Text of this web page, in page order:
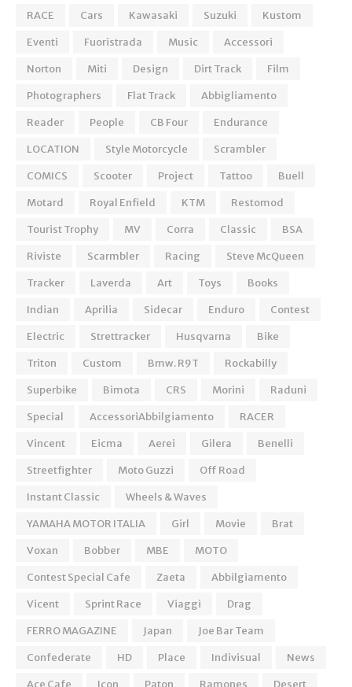
RACE
Cars Kawasaki Suzuki
Kustom
Eventi
Fuoristrada Music
Accessori
Norton
Miti Design Dirt Track
Film
Photographers
Flat Track
Abbigliamento
Reader
People CB Four
Endurance
LOCATION
Style Motorcycle
Scrambler
COMICS
Scooter Project Tattoo
Buell
Motard
Royal Enfield KTM
Restomod
Tourist Trophy
MV Corra Classic
BSA
Riviste
Scarmbler Racing
Steve McQueen
Tracker
Laverda Art Toys
Books
Indian
Aprilia Sidecar Enduro
Contest
Electric
Strettracker Husqvarna
Bike
Triton
Custom Bmw. R9T
Rockabilly
Superbike
Bimota CRS Morini
Raduni
Special
AccessoriAbbilgiamento
RACER
Vincent
Eicma Aerei Gilera
Benelli
Streetfighter
Moto Guzzi
Off Road
Instant Classic
Wheels & Waves
YAMAHA MOTOR ITALIA
Girl Movie
Brat
Voxan
Bobber MBE
MOTO
Contest Special Cafe
Zaeta
Abbilgiamento
Vicent
Sprint Race Viaggi
Drag
FERRO MAGAZINE
Japan
Joe Bar Team
Confederate
HD Place Indivisual
News